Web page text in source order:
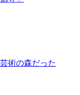
術の森だった